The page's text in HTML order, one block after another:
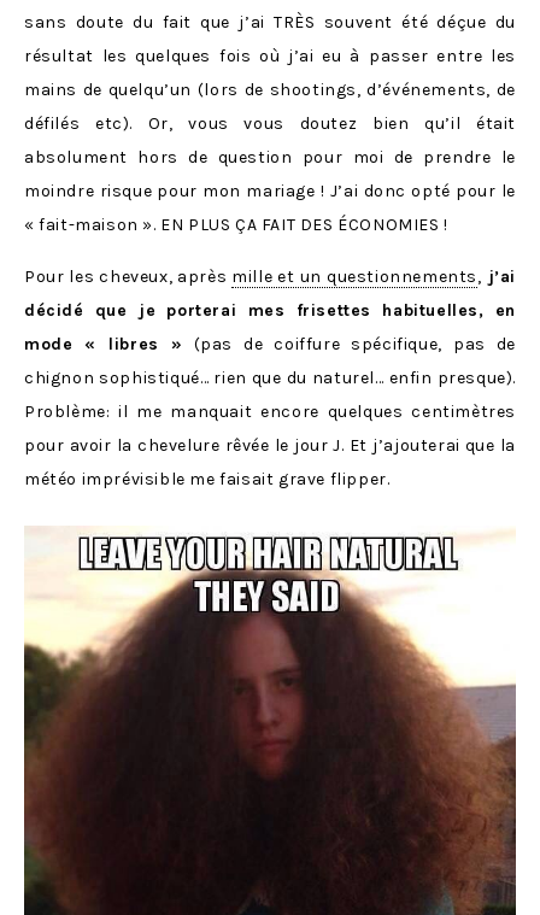
sans doute du fait que j’ai TRÈS souvent été déçue du
résultat les quelques fois où j’ai eu à passer entre les
mains de quelqu’un (lors de shootings, d’événements, de
défilés etc). Or, vous vous doutez bien qu’il était
absolument hors de question pour moi de prendre le
moindre risque pour mon mariage ! J’ai donc opté pour le
« fait-maison ». EN PLUS ÇA FAIT DES ÉCONOMIES !
Pour les cheveux, après mille et un questionnements, j’ai
décidé que je porterai mes frisettes habituelles, en
mode « libres » (pas de coiffure spécifique, pas de
chignon sophistiqué… rien que du naturel… enfin presque).
Problème: il me manquait encore quelques centimètres
pour avoir la chevelure rêvée le jour J. Et j’ajouterai que la
météo imprévisible me faisait grave flipper.